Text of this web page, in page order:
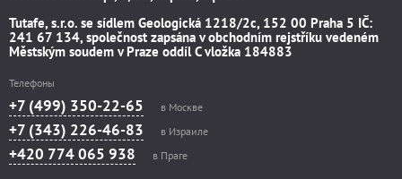
Tutafe, s.r.o. se sídlem Geologická 1218/2c, 152 00 Praha 5 IČ:
241 67 134, společnost zapsána v obchodním rejstříku vedeném
Městským soudem v Praze oddíl C vložka 184883
Телефоны
+7 (499) 350-22-65 в Москве
+7 (343) 226-46-83 в Израиле
+420 774 065 938 в Праге